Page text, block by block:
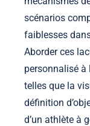
scénarios
faiblesses
Aborder ces
personnalisé à
telles que la
définition
d’un athlète à